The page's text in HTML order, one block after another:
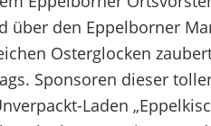
über den Eppelborner
Osterglocken
Sponsoren dieser
Laden